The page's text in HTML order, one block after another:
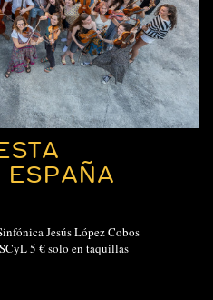
Jesús López Cobos
5 € solo en taquillas